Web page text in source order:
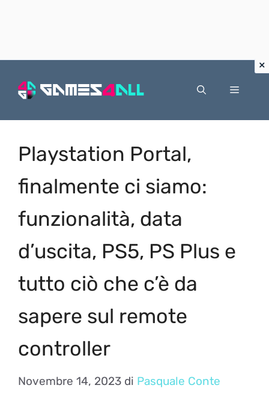
Menu
Playstation Portal,
finalmente ci siamo:
funzionalità, data
d’uscita, PS5, PS Plus e
tutto ciò che c’è da
sapere sul remote
controller
Novembre 14, 2023 di Pasquale Conte